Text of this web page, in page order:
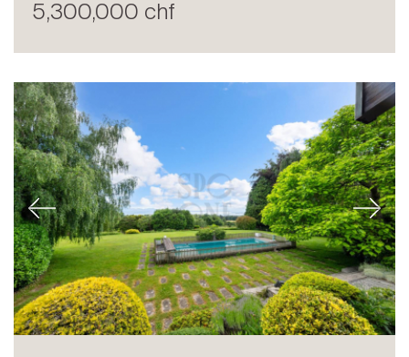
5,300,000 chf
Previous Next